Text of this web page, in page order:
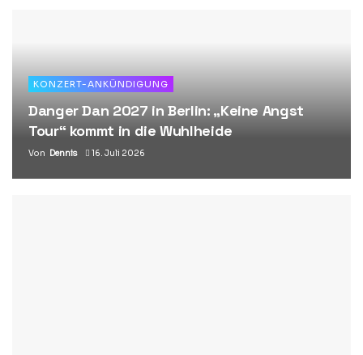
KONZERT-ANKÜNDIGUNG
Danger Dan 2027 in Berlin: „Keine Angst
Tour“ kommt in die Wuhlheide
Von Dennis 16. Juli 2026